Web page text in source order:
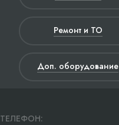
Ремонт и ТО
Доп. оборудование
ТЕЛЕФОН: